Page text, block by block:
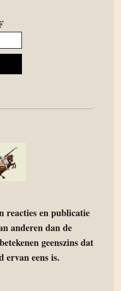
reacties en publicatie
anderen dan de
geenszins dat
ervan eens is.